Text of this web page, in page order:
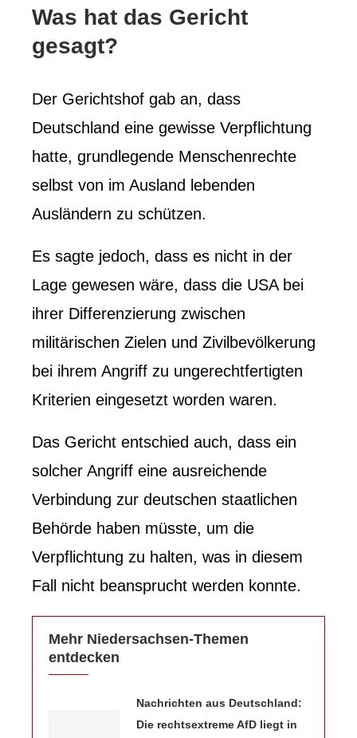
Was hat das Gericht
gesagt?
Der Gerichtshof gab an, dass
Deutschland eine gewisse Verpflichtung
hatte, grundlegende Menschenrechte
selbst von im Ausland lebenden
Ausländern zu schützen.
Es sagte jedoch, dass es nicht in der
Lage gewesen wäre, dass die USA bei
ihrer Differenzierung zwischen
militärischen Zielen und Zivilbevölkerung
bei ihrem Angriff zu ungerechtfertigten
Kriterien eingesetzt worden waren.
Das Gericht entschied auch, dass ein
solcher Angriff eine ausreichende
Verbindung zur deutschen staatlichen
Behörde haben müsste, um die
Verpflichtung zu halten, was in diesem
Fall nicht beansprucht werden konnte.
Mehr Niedersachsen-Themen
entdecken
Nachrichten aus Deutschland:
Die rechtsextreme AfD liegt in